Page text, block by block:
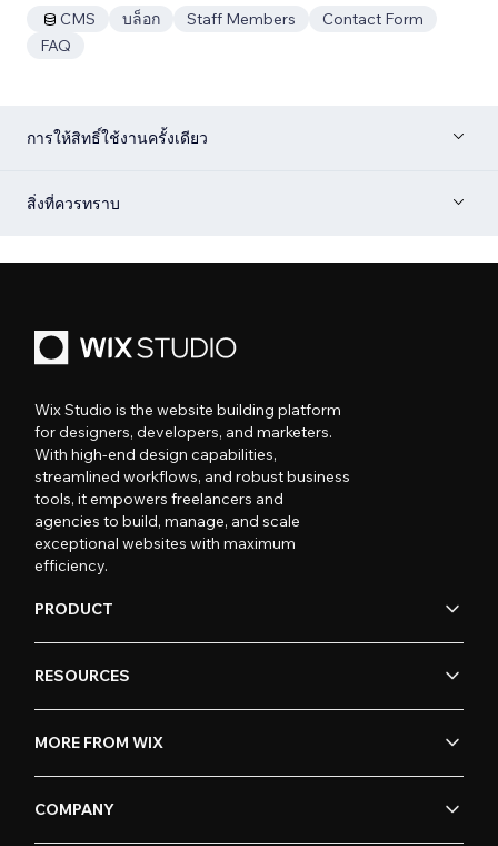
CMS
บล็อก Staff Members
Contact Form
FAQ
การให้สิทธิ์ใช้งานครั้งเดียว
สิ่งที่ควรทราบ
Wix Studio is the website building platform
for designers, developers, and marketers.
With high-end design capabilities,
streamlined workflows, and robust business
tools, it empowers freelancers and
agencies to build, manage, and scale
exceptional websites with maximum
efficiency.
PRODUCT
RESOURCES
MORE FROM WIX
COMPANY